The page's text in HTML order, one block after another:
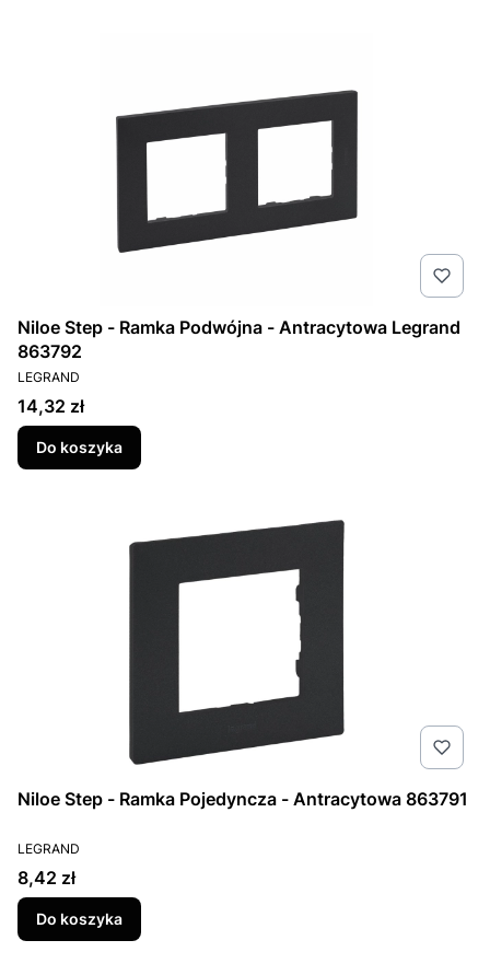
Niloe Step - Ramka Podwójna - Antracytowa Legrand
863792
PRODUCENT
LEGRAND
Cena
14,32 zł
Do koszyka
Niloe Step - Ramka Pojedyncza - Antracytowa 863791
PRODUCENT
LEGRAND
Cena
8,42 zł
Do koszyka